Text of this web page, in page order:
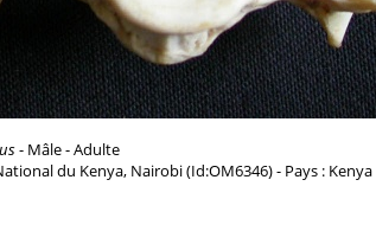
- Mâle - Adulte
du Kenya, Nairobi (Id:OM6346) - Pays : Kenya